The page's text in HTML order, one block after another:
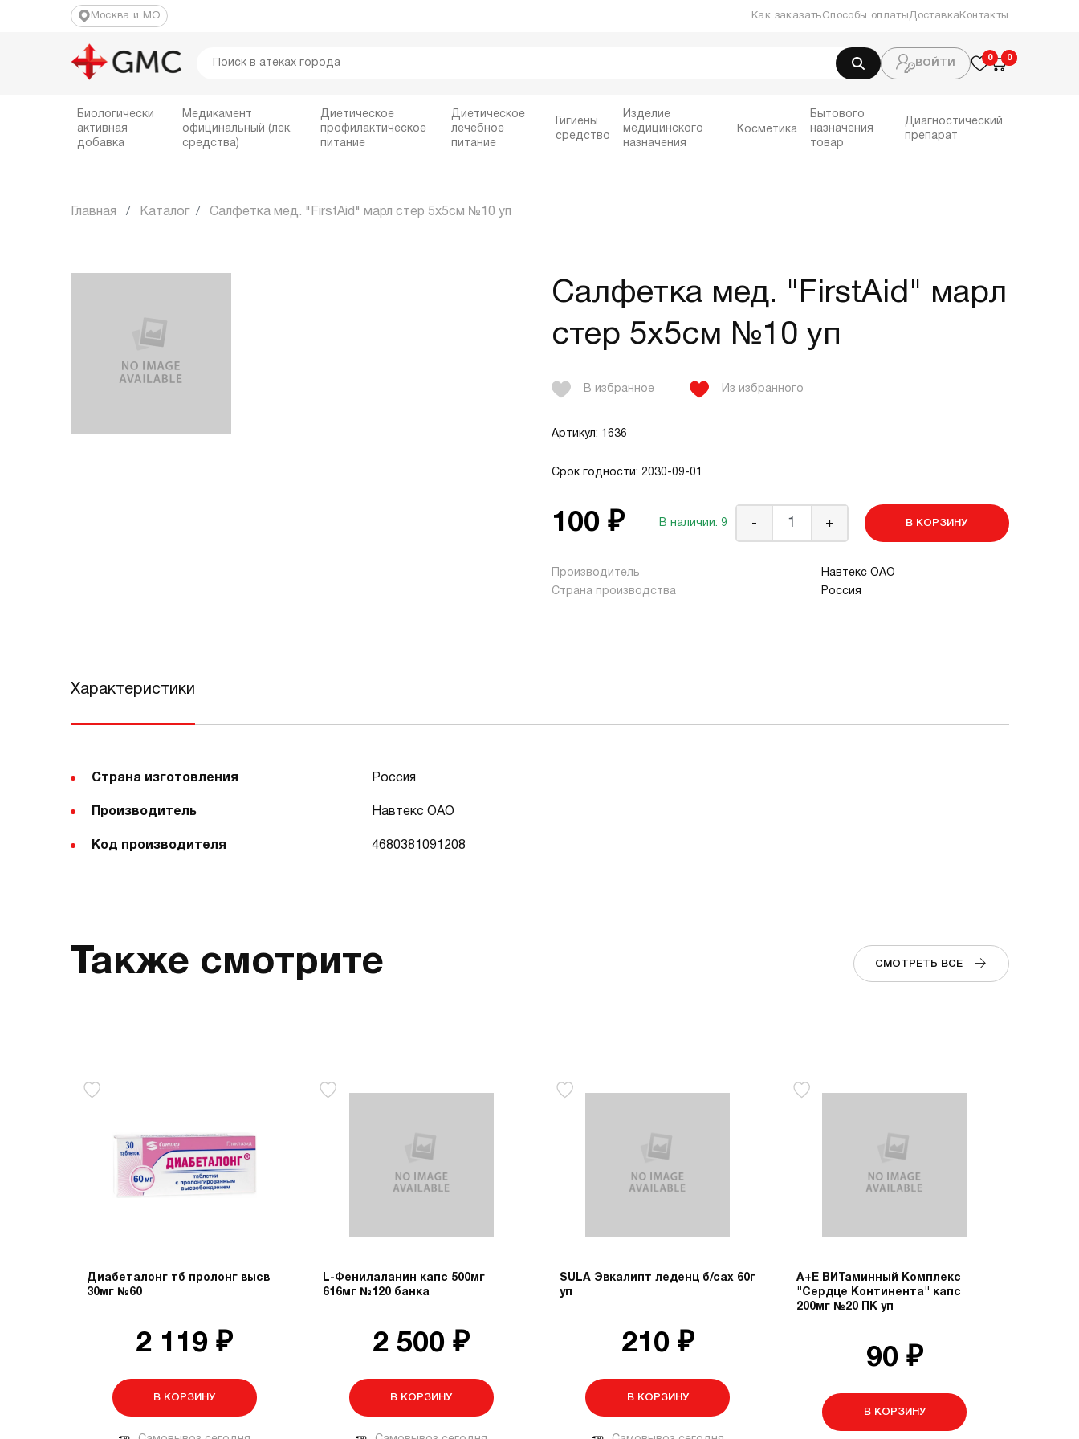
Москва и МО Как заказатьСпособы оплатыДоставкаКонтакты
ВОЙТИ
0 00
Биологически
активная
добавка
Медикамент
официнальный (лек.
средства)
Диетическое
профилактическое
питание
Диетическое
лечебное
питание
Гигиены
средство
Изделие
медицинского
назначения
Косметика
Бытового
назначения
товар
Диагностический
препарат
Главная Каталог Салфетка мед. "FirstAid" марл стер 5x5см №10 уп
Салфетка мед. "FirstAid" марл
стер 5x5см №10 уп
В избранное Из избранного
Артикул: 1636
Срок годности: 2030-09-01
100 ₽ В наличии: 9 - + В КОРЗИНУ
Производитель
Навтекс ОАО
Страна производства
Россия
Характеристики
Страна изготовления Россия
Производитель Навтекс ОАО
Код производителя 4680381091208
Также смотрите СМОТРЕТЬ ВСЕ
Диабеталонг тб пролонг высв
30мг №60
2 119 ₽
В КОРЗИНУ
L-Фенилаланин капс 500мг
616мг №120 банка
2 500 ₽
В КОРЗИНУ
SULA Эвкалипт леденц б/сах 60г
уп
210 ₽
В КОРЗИНУ
А+Е ВИТаминный Комплекс
"Сердце Континента" капс
200мг №20 ПК уп
90 ₽
В КОРЗИНУ